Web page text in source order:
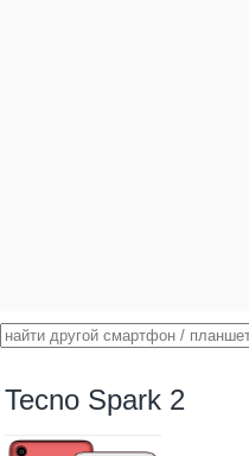
Tecno Spark 2